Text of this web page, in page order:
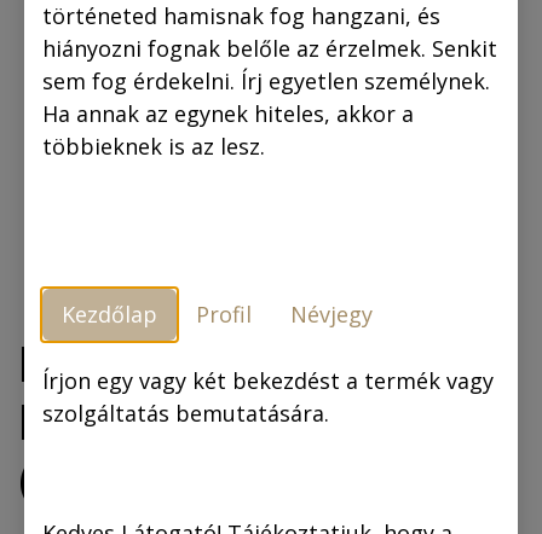
Rejtő Jenő: Piszkos
Fred, a kapitány
(regény)
történeted hamisnak fog hangzani, és
hiányozni fognak belőle az érzelmek. Senkit
sem fog érdekelni. Írj egyetlen személynek.
Ha annak az egynek hiteles, akkor a
többieknek is az lesz.
Kezdőlap Profil Névjegy
Írjon egy vagy két bekezdést a termék vagy
szolgáltatás bemutatására.